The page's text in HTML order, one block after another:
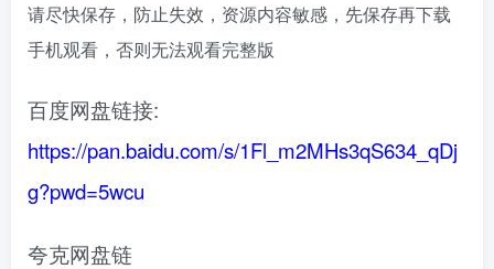
请尽快保存，防止失效，资源内容敏感，先保存再下载
手机观看，否则无法观看完整版
百度网盘链接:
https://pan.baidu.com/s/1Fl_m2MHs3qS634_qDj
g?pwd=5wcu
夸克网盘链